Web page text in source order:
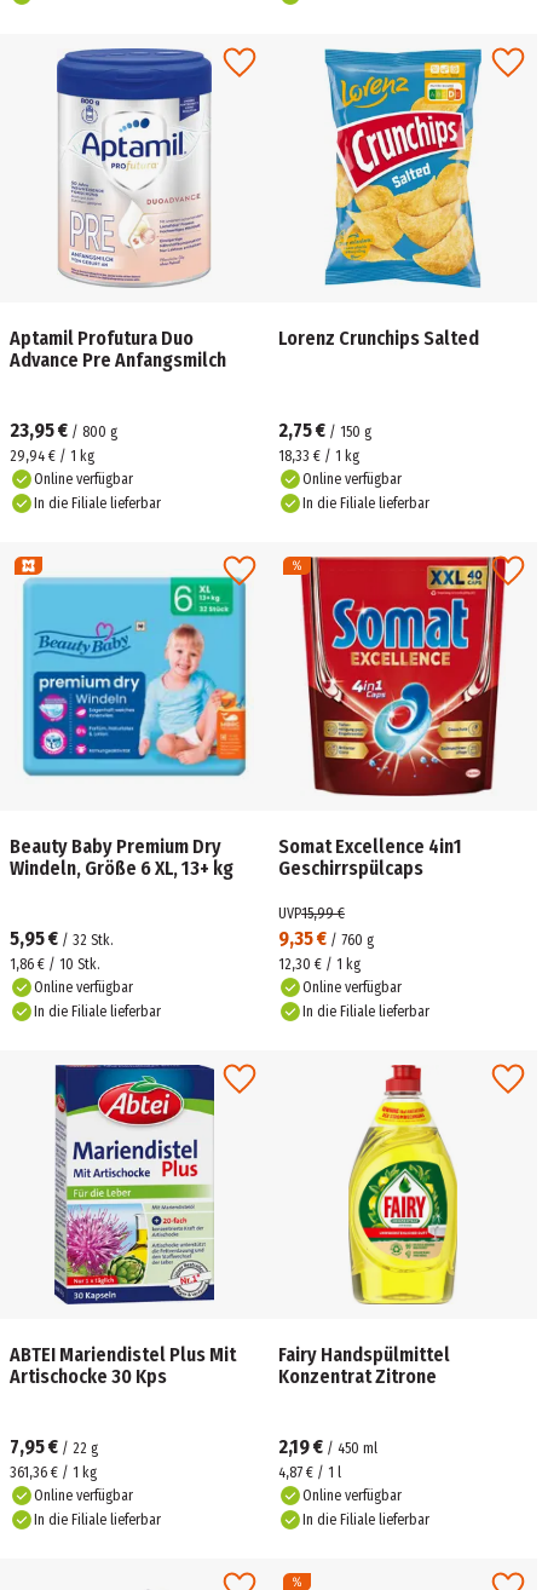
Aptamil Profutura Duo
Advance Pre Anfangsmilch
23,95 € / 800 g
29,94 € / 1 kg
Online verfügbar
In die Filiale lieferbar
Lorenz Crunchips Salted
2,75 € / 150 g
18,33 € / 1 kg
Online verfügbar
In die Filiale lieferbar
Beauty Baby Premium Dry
Windeln, Größe 6 XL, 13+ kg
5,95 € / 32 Stk.
1,86 € / 10 Stk.
Online verfügbar
In die Filiale lieferbar
Somat Excellence 4in1
Geschirrspülcaps
9,35 € / 760 g
UVP15,99 €
12,30 € / 1 kg
Online verfügbar
In die Filiale lieferbar
ABTEI Mariendistel Plus Mit
Artischocke 30 Kps
7,95 € / 22 g
361,36 € / 1 kg
Online verfügbar
In die Filiale lieferbar
Fairy Handspülmittel
Konzentrat Zitrone
2,19 € / 450 ml
4,87 € / 1 l
Online verfügbar
In die Filiale lieferbar